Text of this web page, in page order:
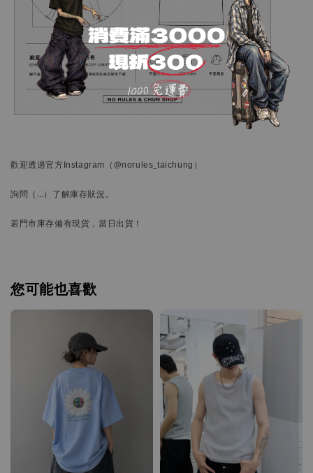
歡迎透過官方Instagram （@norules_taichung）
詢問 （…） 了解庫存狀況。
若門市庫存備有現貨，當日出貨！
您可能也喜歡